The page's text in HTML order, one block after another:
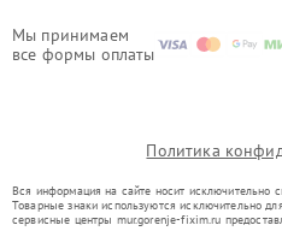
Мы принимаем
все формы оплаты
Политика
Вся информация на сайте носит исключительно
Товарные знаки используются исключительно
сервисные центры mur.gorenje-fixim.ru